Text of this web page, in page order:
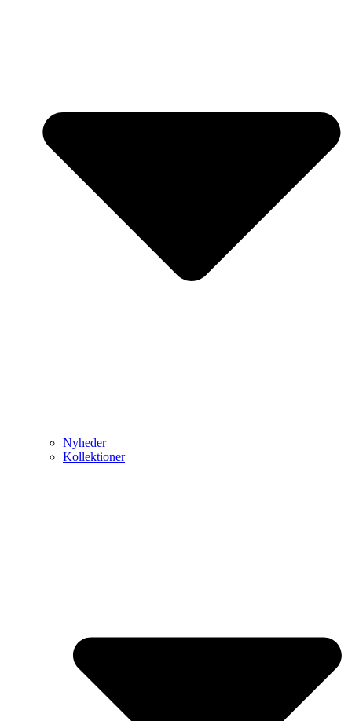
Nyheder
Kollektioner